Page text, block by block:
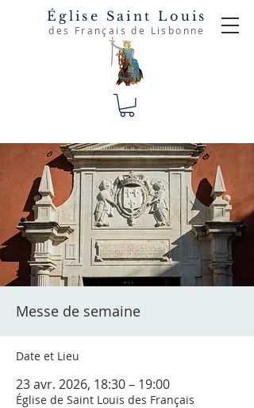
Église Saint Louis
des Français de Lisbonne
Messe de semaine
Date et Lieu
23 avr. 2026, 18:30 – 19:00
Église de Saint Louis des Français